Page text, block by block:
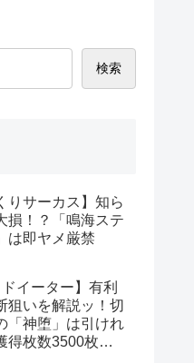
検索
りサーカス】知ら
損！？「鳴海ステ
は即ヤメ厳禁
ドイーター】有利
狙いを解説ッ！切
「神堕」は引けれ
得枚数3500枚